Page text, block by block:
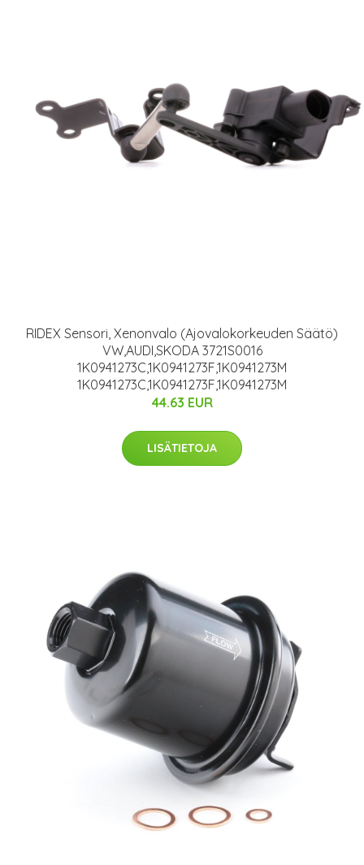
RIDEX Sensori, Xenonvalo (Ajovalokorkeuden Säätö)
VW,AUDI,SKODA 3721S0016
1K0941273C,1K0941273F,1K0941273M
1K0941273C,1K0941273F,1K0941273M
44.63 EUR
LISÄTIETOJA